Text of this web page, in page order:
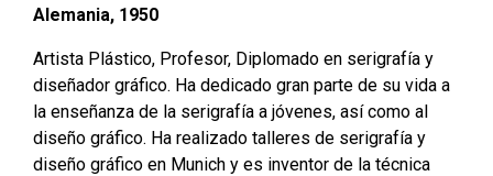
Alemania, 1950
Artista Plástico, Profesor, Diplomado en serigrafía y
diseñador gráfico. Ha dedicado gran parte de su vida a
la enseñanza de la serigrafía a jóvenes, así como al
diseño gráfico. Ha realizado talleres de serigrafía y
diseño gráfico en Munich y es inventor de la técnica